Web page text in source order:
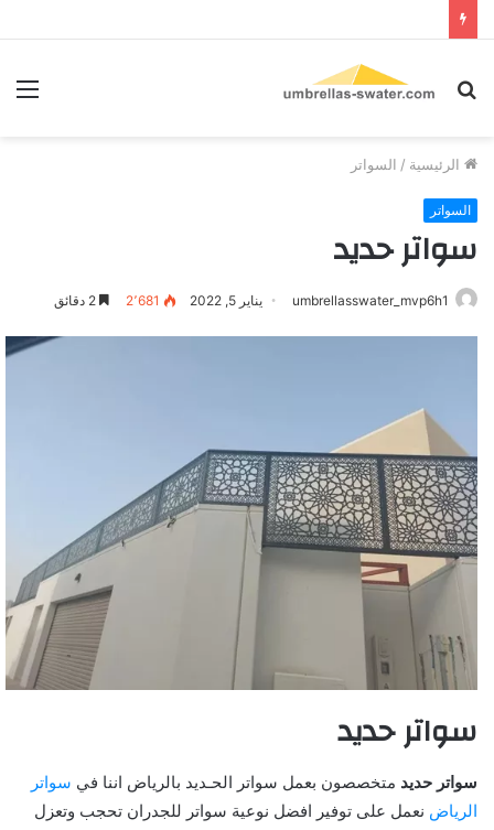
بحث
الرئيسية / السواتر
السواتر
سواتر حديد
umbrellasswater_mvp6h1 يناير 5, 2022 2٬681
سواتر حديد
سواتر حديد متخصصون بعمل سواتر الحـديد بالرياض اننا في سواتر
الرياض نعمل على توفير افضل نوعية سواتر للجدران تحجب وتعزل